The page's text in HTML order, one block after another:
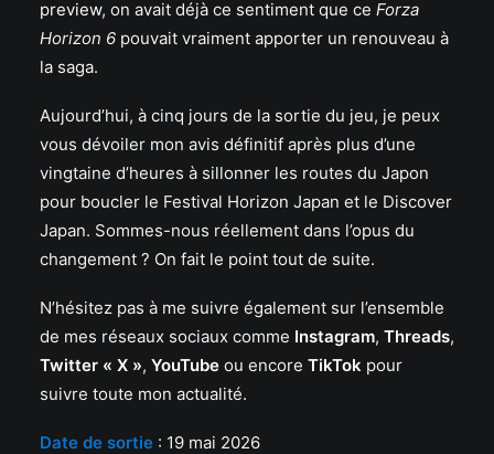
preview, on avait déjà ce sentiment que ce Forza
Horizon 6 pouvait vraiment apporter un renouveau à
la saga.
Aujourd’hui, à cinq jours de la sortie du jeu, je peux
vous dévoiler mon avis définitif après plus d’une
vingtaine d’heures à sillonner les routes du Japon
pour boucler le Festival Horizon Japan et le Discover
Japan. Sommes-nous réellement dans l’opus du
changement ? On fait le point tout de suite.
N’hésitez pas à me suivre également sur l’ensemble
de mes réseaux sociaux comme Instagram, Threads,
Twitter « X », YouTube ou encore TikTok pour
suivre toute mon actualité.
Date de sortie : 19 mai 2026